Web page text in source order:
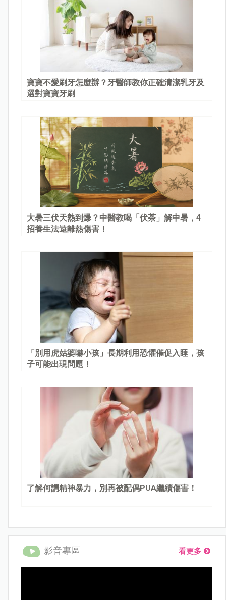
寶寶不愛刷牙怎麼辦？牙醫師教你正確清潔乳牙及
選對寶寶牙刷
大暑三伏天熱到爆？中醫教喝「伏茶」解中暑，4
招養生法遠離熱傷害！
「別用虎姑婆嚇小孩」長期利用恐懼催促入睡，孩
子可能出現問題！
了解何謂精神暴力，別再被配偶PUA繼續傷害！
影音專區 看更多